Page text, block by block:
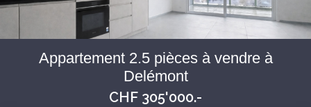
Appartement 2.5 pièces à vendre à
Delémont
CHF 305'000.-